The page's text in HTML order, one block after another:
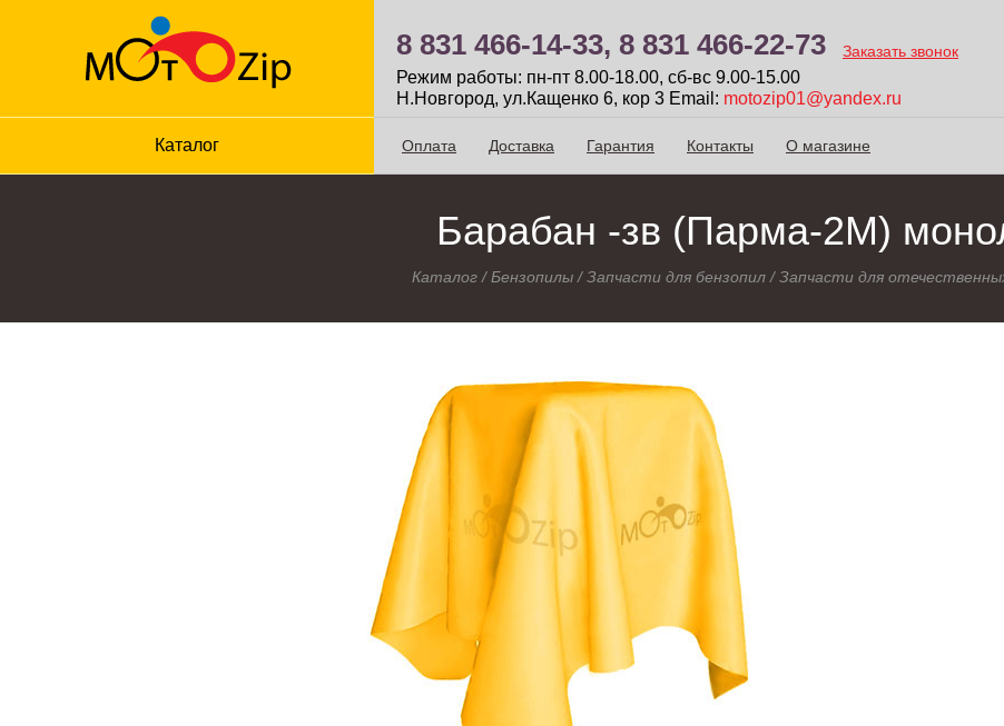
8 831 466-14-33, 8 831 466-22-73 Заказать звонок
Режим работы: пн-пт 8.00-18.00, сб-вc 9.00-15.00
Н.Новгород, ул.Кащенко 6, кор 3 Email: motozip01@yandex.ru
Каталог Оплата Доставка Гарантия Контакты О магазине
Барабан -зв (Парма-2М)
Каталог /Бензопилы /Запчасти для бензопил /Запчасти для